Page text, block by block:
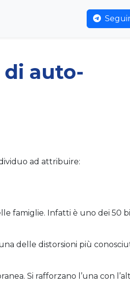
auto-
ad attribuire:
famiglie. Infatti è uno dei 50
delle distorsioni più
Si rafforzano l’una con